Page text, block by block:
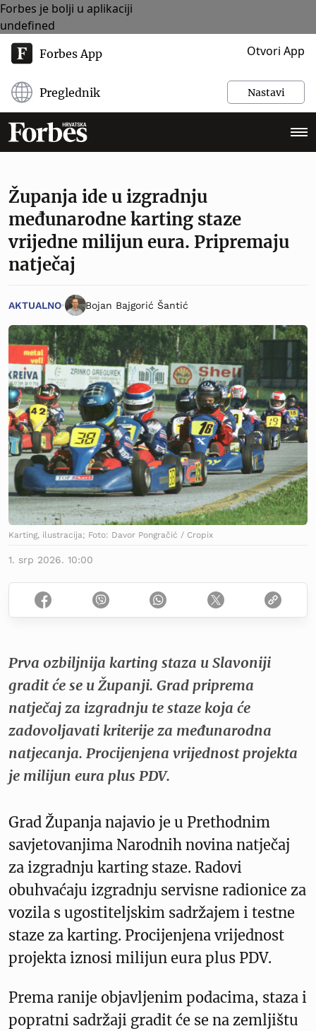
Forbes je bolji u aplikaciji
undefined
Forbes App Otvori App
Preglednik Nastavi
Županja ide u izgradnju
međunarodne karting staze
vrijedne milijun eura. Pripremaju
natječaj
AKTUALNO Bojan Bajgorić Šantić
Karting, ilustracija; Foto: Davor Pongračić / Cropix
1. srp 2026. 10:00
Prva ozbiljnija karting staza u Slavoniji
gradit će se u Županji. Grad priprema
natječaj za izgradnju te staze koja će
zadovoljavati kriterije za međunarodna
natjecanja. Procijenjena vrijednost projekta
je milijun eura plus PDV.
Grad Županja najavio je u Prethodnim
savjetovanjima Narodnih novina natječaj
za izgradnju karting staze. Radovi
obuhvaćaju izgradnju servisne radionice za
vozila s ugostiteljskim sadržajem i testne
staze za karting. Procijenjena vrijednost
projekta iznosi milijun eura plus PDV.
Prema ranije objavljenim podacima, staza i
popratni sadržaji gradit će se na zemljištu